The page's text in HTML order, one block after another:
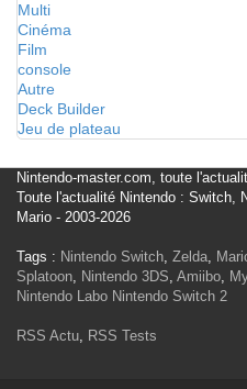
Multi
Cinéma
Film
console
Autre
Deck Builder
Jeu de plateau
Nintendo-master.com, toute
Toute l'actualité Nintendo : Switch,
Mario - 2003-2026
Tags : Nintendo Switch, Zelda,
Splatoon, Nintendo 3DS, Amiibo,
Nintendo Labo Nintendo Switch 2
RSS Actu, RSS Tests